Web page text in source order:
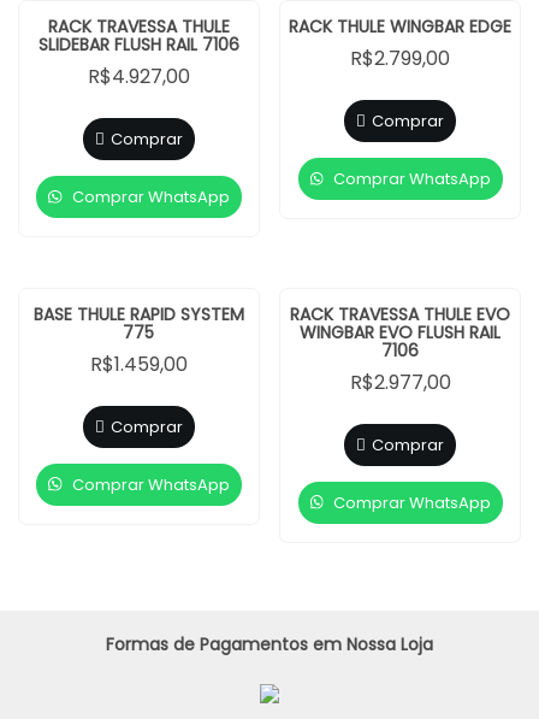
RACK TRAVESSA THULE
SLIDEBAR FLUSH RAIL 7106
R$4.927,00
Comprar
Comprar WhatsApp
RACK THULE WINGBAR EDGE
R$2.799,00
Comprar
Comprar WhatsApp
BASE THULE RAPID SYSTEM
775
R$1.459,00
Comprar
Comprar WhatsApp
RACK TRAVESSA THULE EVO
WINGBAR EVO FLUSH RAIL
7106
R$2.977,00
Comprar
Comprar WhatsApp
Formas de Pagamentos em Nossa Loja